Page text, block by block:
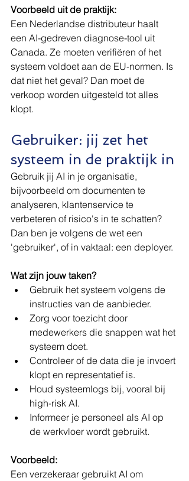
Voorbeeld uit de praktijk:
Een Nederlandse distributeur haalt
een AI-gedreven diagnose-tool uit
Canada. Ze moeten verifiëren of het
systeem voldoet aan de EU-normen. Is
dat niet het geval? Dan moet de
verkoop worden uitgesteld tot alles
klopt.
Gebruiker: jij zet het
systeem in de praktijk in
Gebruik jij AI in je organisatie,
bijvoorbeeld om documenten te
analyseren, klantenservice te
verbeteren of risico's in te schatten?
Dan ben je volgens de wet een
'gebruiker', of in vaktaal: een deployer.
Wat zijn jouw taken?
Gebruik het systeem volgens de
instructies van de aanbieder.
Zorg voor toezicht door
medewerkers die snappen wat het
systeem doet.
Controleer of de data die je invoert
klopt en representatief is.
Houd systeemlogs bij, vooral bij
high-risk AI.
Informeer je personeel als AI op
de werkvloer wordt gebruikt.
Voorbeeld:
Een verzekeraar gebruikt AI om